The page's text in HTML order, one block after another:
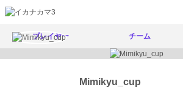
プレイヤー チーム
Mimikyu_cup